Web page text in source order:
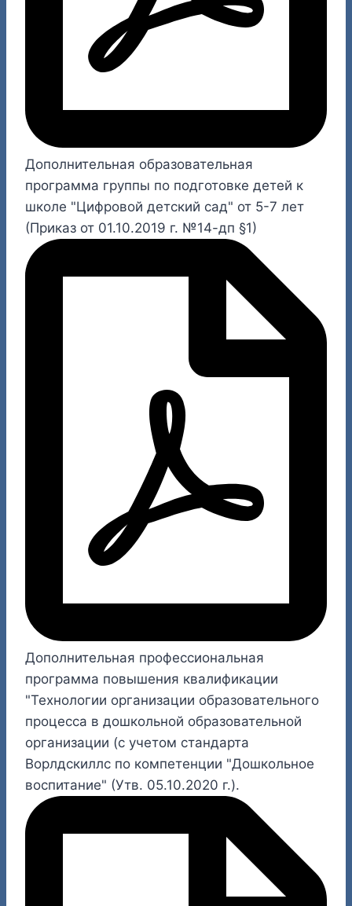
Дополнительная образовательная
программа группы по подготовке детей к
школе "Цифровой детский сад" от 5-7 лет
(Приказ от 01.10.2019 г. №14-дп §1)
Дополнительная профессиональная
программа повышения квалификации
"Технологии организации образовательного
процесса в дошкольной образовательной
организации (с учетом стандарта
Ворлдскиллс по компетенции "Дошкольное
воспитание" (Утв. 05.10.2020 г.).